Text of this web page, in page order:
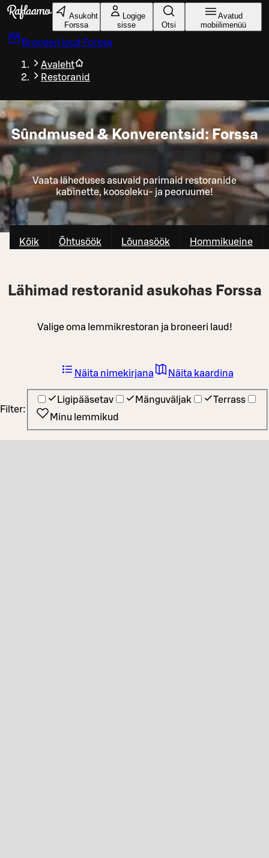
Liigu peamise sisu juurde
Asukoht
Forssa
Logige
sisse
Otsi
Avatud
mobiilimenüü
Broneeri laud Forssa
Avaleht
Restoranid
Sûndmused & Konverentsid: Forssa
Vaata läheduses asuvaid parimaid restoranide
kabinette, koosoleku- ja peoruume!
Kõik Õhtusöök Lõunasöök Hommikueine
Lähimad restoranid asukohas Forssa
Valige oma lemmikrestoran ja broneeri laud!
Filter:
Ligipääsetav Mänguväljak
Terrass
Minu lemmikud
Näita nimekirjana Näita kaardina